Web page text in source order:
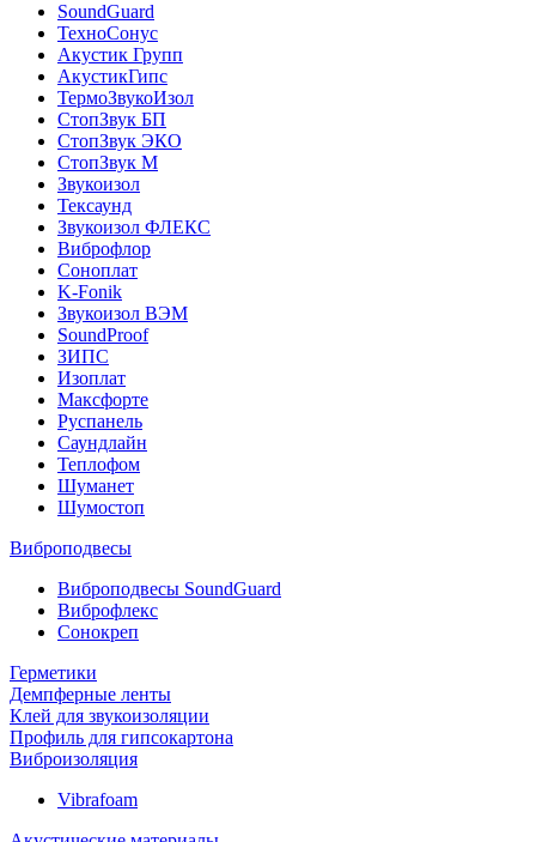
SoundGuard
ТехноСонус
Акустик Групп
АкустикГипс
ТермоЗвукоИзол
СтопЗвук БП
СтопЗвук ЭКО
СтопЗвук М
Звукоизол
Тексаунд
Звукоизол ФЛЕКС
Виброфлор
Соноплат
K-Fonik
Звукоизол ВЭМ
SoundProof
ЗИПС
Изоплат
Максфорте
Руспанель
Саундлайн
Теплофом
Шуманет
Шумостоп
Виброподвесы
Виброподвесы SoundGuard
Виброфлекс
Сонокреп
Герметики
Демпферные ленты
Клей для звукоизоляции
Профиль для гипсокартона
Виброизоляция
Vibrafoam